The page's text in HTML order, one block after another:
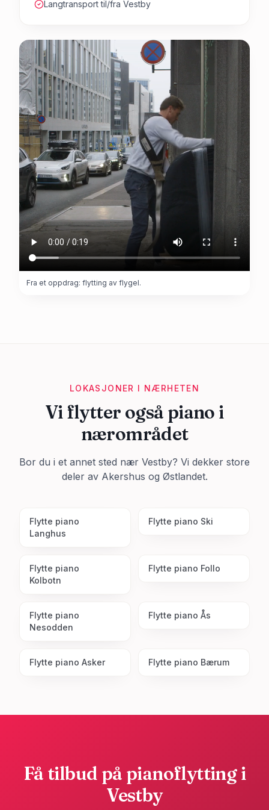
Langtransport til/fra Vestby
Fra et oppdrag: flytting av flygel.
LOKASJONER I NÆRHETEN
Vi flytter også piano i
nærområdet
Bor du i et annet sted nær Vestby? Vi dekker store
deler av Akershus og Østlandet.
Flytte piano
Langhus
Flytte piano Ski
Flytte piano
Kolbotn
Flytte piano Follo
Flytte piano
Nesodden
Flytte piano Ås
Flytte piano Asker Flytte piano Bærum
Få tilbud på pianoflytting i
Vestby